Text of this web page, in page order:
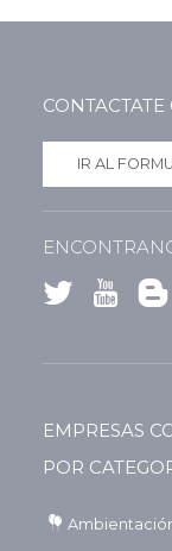
IR AL
EMPRESAS
POR